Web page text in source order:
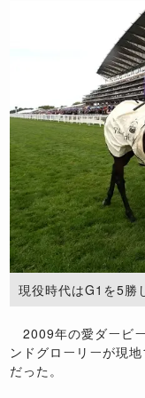
現役時代はG1を5勝
2009年の愛ダービ
ンドグローリーが現
だった。